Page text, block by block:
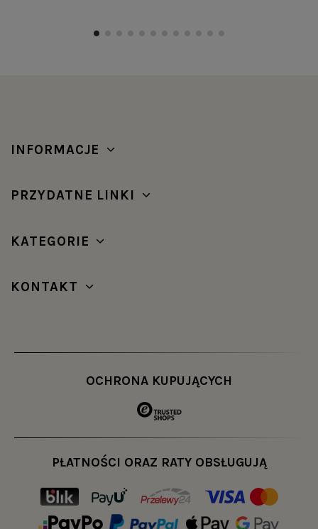
INFORMACJE
PRZYDATNE LINKI
KATEGORIE
KONTAKT
OCHRONA KUPUJĄCYCH
PŁATNOŚCI ORAZ RATY OBSŁUGUJĄ